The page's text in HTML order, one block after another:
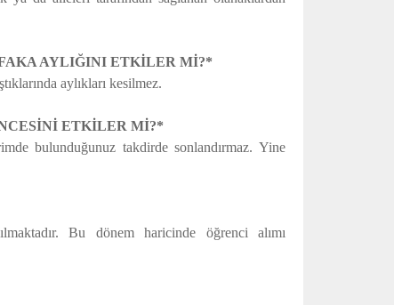
AYLIĞINI ETKİLER Mİ?*
aylıkları kesilmez.
ETKİLER Mİ?*
bulunduğunuz takdirde sonlandırmaz. Yine
Bu dönem haricinde öğrenci alımı